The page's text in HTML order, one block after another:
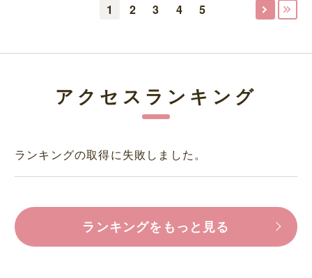
1 2 3 4 5
アクセスランキング
ランキングの取得に失敗しました。
ランキングをもっと見る